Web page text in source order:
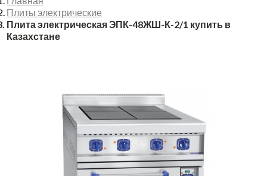
Плиты электрические
Плита электрическая ЭПК-48ЖШ-К-2/1 купить в
Казахстане